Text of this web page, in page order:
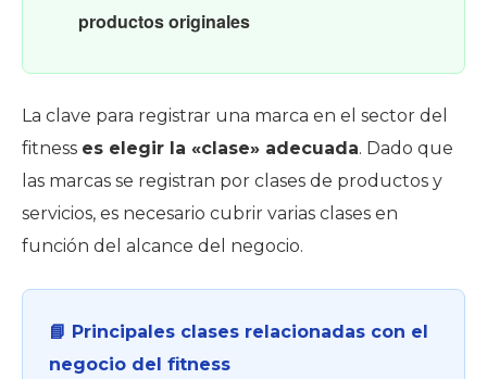
productos originales
La clave para registrar una marca en el sector del
fitness es elegir la «clase» adecuada. Dado que
las marcas se registran por clases de productos y
servicios, es necesario cubrir varias clases en
función del alcance del negocio.
📘 Principales clases relacionadas con el
negocio del fitness